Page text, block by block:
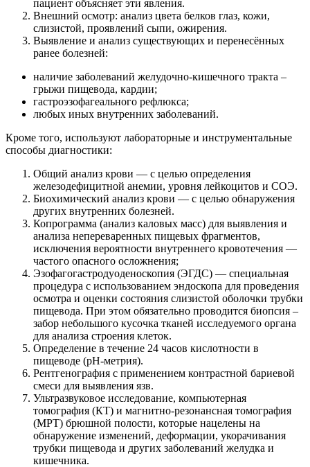
пациент объясняет эти явления.
Внешний осмотр: анализ цвета белков глаз, кожи,
слизистой, проявлений сыпи, ожирения.
Выявление и анализ существующих и перенесённых
ранее болезней:
наличие заболеваний желудочно-кишечного тракта –
грыжи пищевода, кардии;
гастроэзофагеального рефлюкса;
любых иных внутренних заболеваний.
Кроме того, используют лабораторные и инструментальные
способы диагностики:
Общий анализ крови — с целью определения
железодефицитной анемии, уровня лейкоцитов и СОЭ.
Биохимический анализ крови — с целью обнаружения
других внутренних болезней.
Копрограмма (анализ каловых масс) для выявления и
анализа непереваренных пищевых фрагментов,
исключения вероятности внутреннего кровотечения —
частого опасного осложнения;
Эзофагогастродуоденоскопия (ЭГДС) — специальная
процедура с использованием эндоскопа для проведения
осмотра и оценки состояния слизистой оболочки трубки
пищевода. При этом обязательно проводится биопсия –
забор небольшого кусочка тканей исследуемого органа
для анализа строения клеток.
Определение в течение 24 часов кислотности в
пищеводе (рН-метрия).
Рентгенография с применением контрастной бариевой
смеси для выявления язв.
Ультразвуковое исследование, компьютерная
томография (КТ) и магнитно-резонансная томография
(МРТ) брюшной полости, которые нацелены на
обнаружение изменений, деформации, укорачивания
трубки пищевода и других заболеваний желудка и
кишечника.